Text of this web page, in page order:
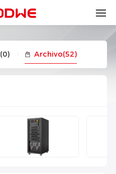
(0) Archivo(52)